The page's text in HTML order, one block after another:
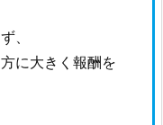
、
に大きく報酬を